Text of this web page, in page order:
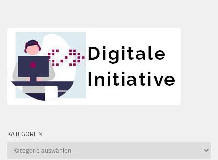
KATEGORIEN
Kategorien